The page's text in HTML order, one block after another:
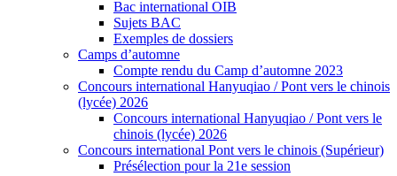
Bac international OIB
Sujets BAC
Exemples de dossiers
Camps d’automne
Compte rendu du Camp d’automne 2023
Concours international Hanyuqiao / Pont vers le chinois
(lycée) 2026
Concours international Hanyuqiao / Pont vers le
chinois (lycée) 2026
Concours international Pont vers le chinois (Supérieur)
Présélection pour la 21e session